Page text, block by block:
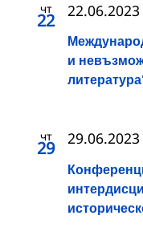
чт
22
и
22.06.2023
чт
29 29.06.2023